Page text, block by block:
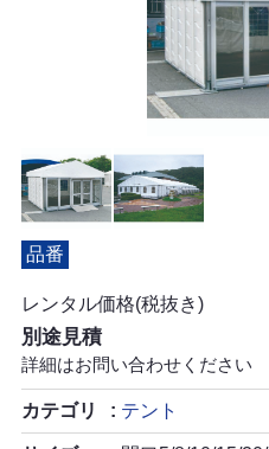
品番
レンタル価格(税抜き)
別途見積
詳細はお問い合わせください
カテゴリ テント